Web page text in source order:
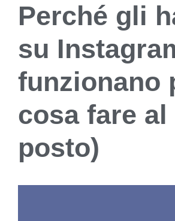
Perché gli
su
funzionano
cosa fare
posto)